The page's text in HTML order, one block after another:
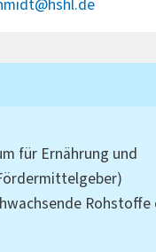
für Ernährung und
Rohstoffe